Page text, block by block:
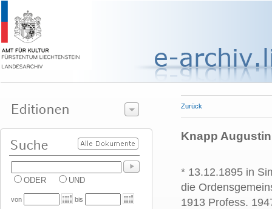
ODER UND
von bis
Zurück
Knapp
* 13.12.1895 in
die
1913 Profess.